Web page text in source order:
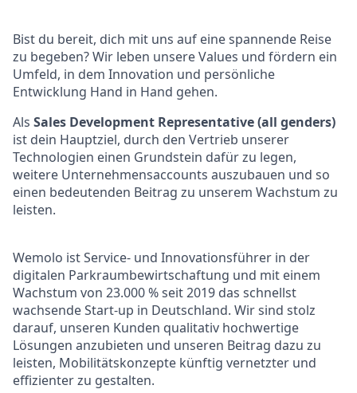
Bist du bereit, dich mit uns auf eine spannende Reise
zu begeben? Wir leben unsere Values und fördern ein
Umfeld, in dem Innovation und persönliche
Entwicklung Hand in Hand gehen.
Als Sales Development Representative (all genders)
ist dein Hauptziel, durch den Vertrieb unserer
Technologien einen Grundstein dafür zu legen,
weitere Unternehmensaccounts auszubauen und so
einen bedeutenden Beitrag zu unserem Wachstum zu
leisten.
Wemolo ist Service- und Innovationsführer in der
digitalen Parkraumbewirtschaftung und mit einem
Wachstum von 23.000 % seit 2019 das schnellst
wachsende Start-up in Deutschland. Wir sind stolz
darauf, unseren Kunden qualitativ hochwertige
Lösungen anzubieten und unseren Beitrag dazu zu
leisten, Mobilitätskonzepte künftig vernetzter und
effizienter zu gestalten.